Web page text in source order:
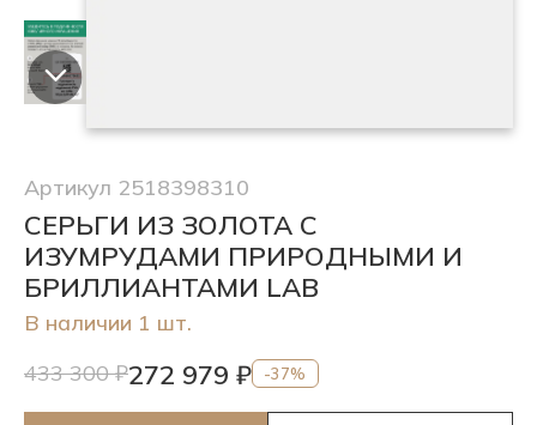
Артикул 2518398310
СЕРЬГИ ИЗ ЗОЛОТА С
ИЗУМРУДАМИ ПРИРОДНЫМИ И
БРИЛЛИАНТАМИ LAB
В наличии 1 шт.
433 300 ₽272 979 ₽ -37%